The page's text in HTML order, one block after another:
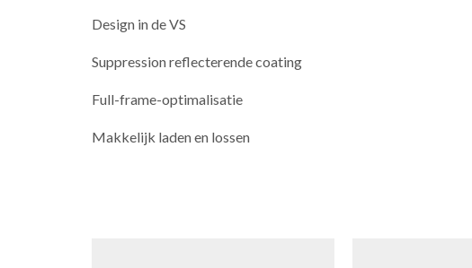
Design in de VS
Suppression reflecterende coating
Full-frame-optimalisatie
Makkelijk laden en lossen